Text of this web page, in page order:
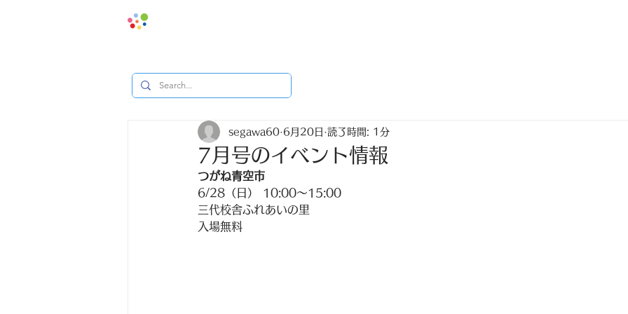
7月号のイベント情報
segawa60 6月20日 読了時間: 1分
つがね青空市
6/28（日） 10:00〜15:00
三代校舎ふれあいの里
入場無料